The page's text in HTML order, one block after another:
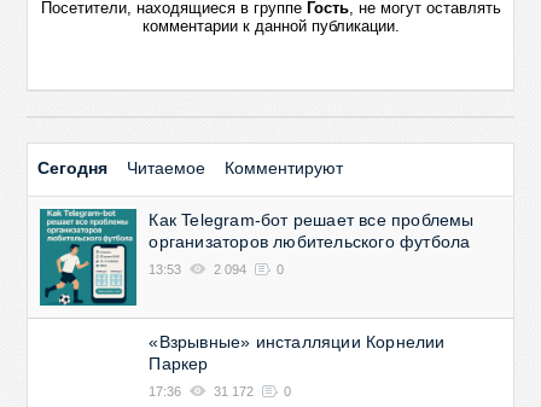
Посетители, находящиеся в группе Гость, не могут оставлять
комментарии к данной публикации.
Сегодня Читаемое Комментируют
Как Telegram-бот решает все проблемы
организаторов любительского футбола
13:53 2 094 0
«Взрывные» инсталляции Корнелии
Паркер
17:36 31 172 0